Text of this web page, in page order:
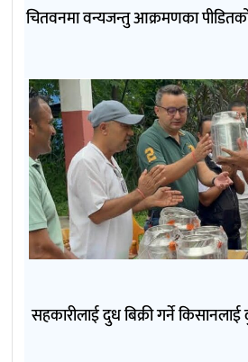
चितवनमा वन्यजन्तु आक्रमणका पीडितको
सहकारीलाई दुध बिक्री गर्ने